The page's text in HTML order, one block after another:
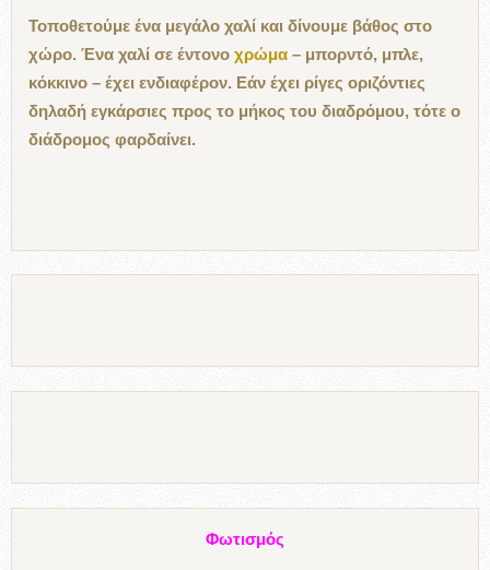
Τοποθετούμε ένα μεγάλο χαλί και δίνουμε βάθος στο
χώρο. Ένα χαλί σε έντονο χρώμα – μπορντό, μπλε,
κόκκινο – έχει ενδιαφέρον. Εάν έχει ρίγες οριζόντιες
δηλαδή εγκάρσιες προς το μήκος του διαδρόμου, τότε ο
διάδρομος φαρδαίνει.
Φωτισμός